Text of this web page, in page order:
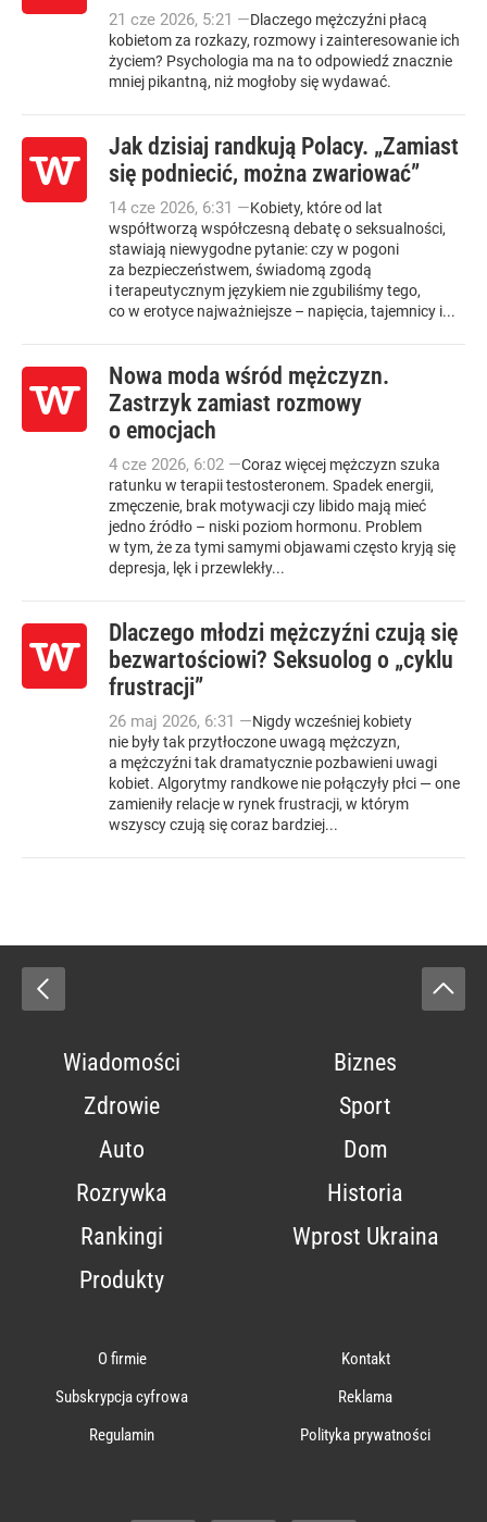
21 cze 2026, 5:21 —Dlaczego mężczyźni płacą
kobietom za rozkazy, rozmowy i zainteresowanie ich
życiem? Psychologia ma na to odpowiedź znacznie
mniej pikantną, niż mogłoby się wydawać.
Jak dzisiaj randkują Polacy. „Zamiast
się podniecić, można zwariować”
14 cze 2026, 6:31 —Kobiety, które od lat
współtworzą współczesną debatę o seksualności,
stawiają niewygodne pytanie: czy w pogoni
za bezpieczeństwem, świadomą zgodą
i terapeutycznym językiem nie zgubiliśmy tego,
co w erotyce najważniejsze – napięcia, tajemnicy i...
Nowa moda wśród mężczyzn.
Zastrzyk zamiast rozmowy
o emocjach
4 cze 2026, 6:02 —Coraz więcej mężczyzn szuka
ratunku w terapii testosteronem. Spadek energii,
zmęczenie, brak motywacji czy libido mają mieć
jedno źródło – niski poziom hormonu. Problem
w tym, że za tymi samymi objawami często kryją się
depresja, lęk i przewlekły...
Dlaczego młodzi mężczyźni czują się
bezwartościowi? Seksuolog o „cyklu
frustracji”
26 maj 2026, 6:31 —Nigdy wcześniej kobiety
nie były tak przytłoczone uwagą mężczyzn,
a mężczyźni tak dramatycznie pozbawieni uwagi
kobiet. Algorytmy randkowe nie połączyły płci — one
zamieniły relacje w rynek frustracji, w którym
wszyscy czują się coraz bardziej...
Wiadomości
Biznes
Zdrowie
Sport
Auto
Dom
Rozrywka
Historia
Rankingi
Wprost Ukraina
Produkty
O firmie
Kontakt
Subskrypcja cyfrowa
Reklama
Regulamin
Polityka prywatności